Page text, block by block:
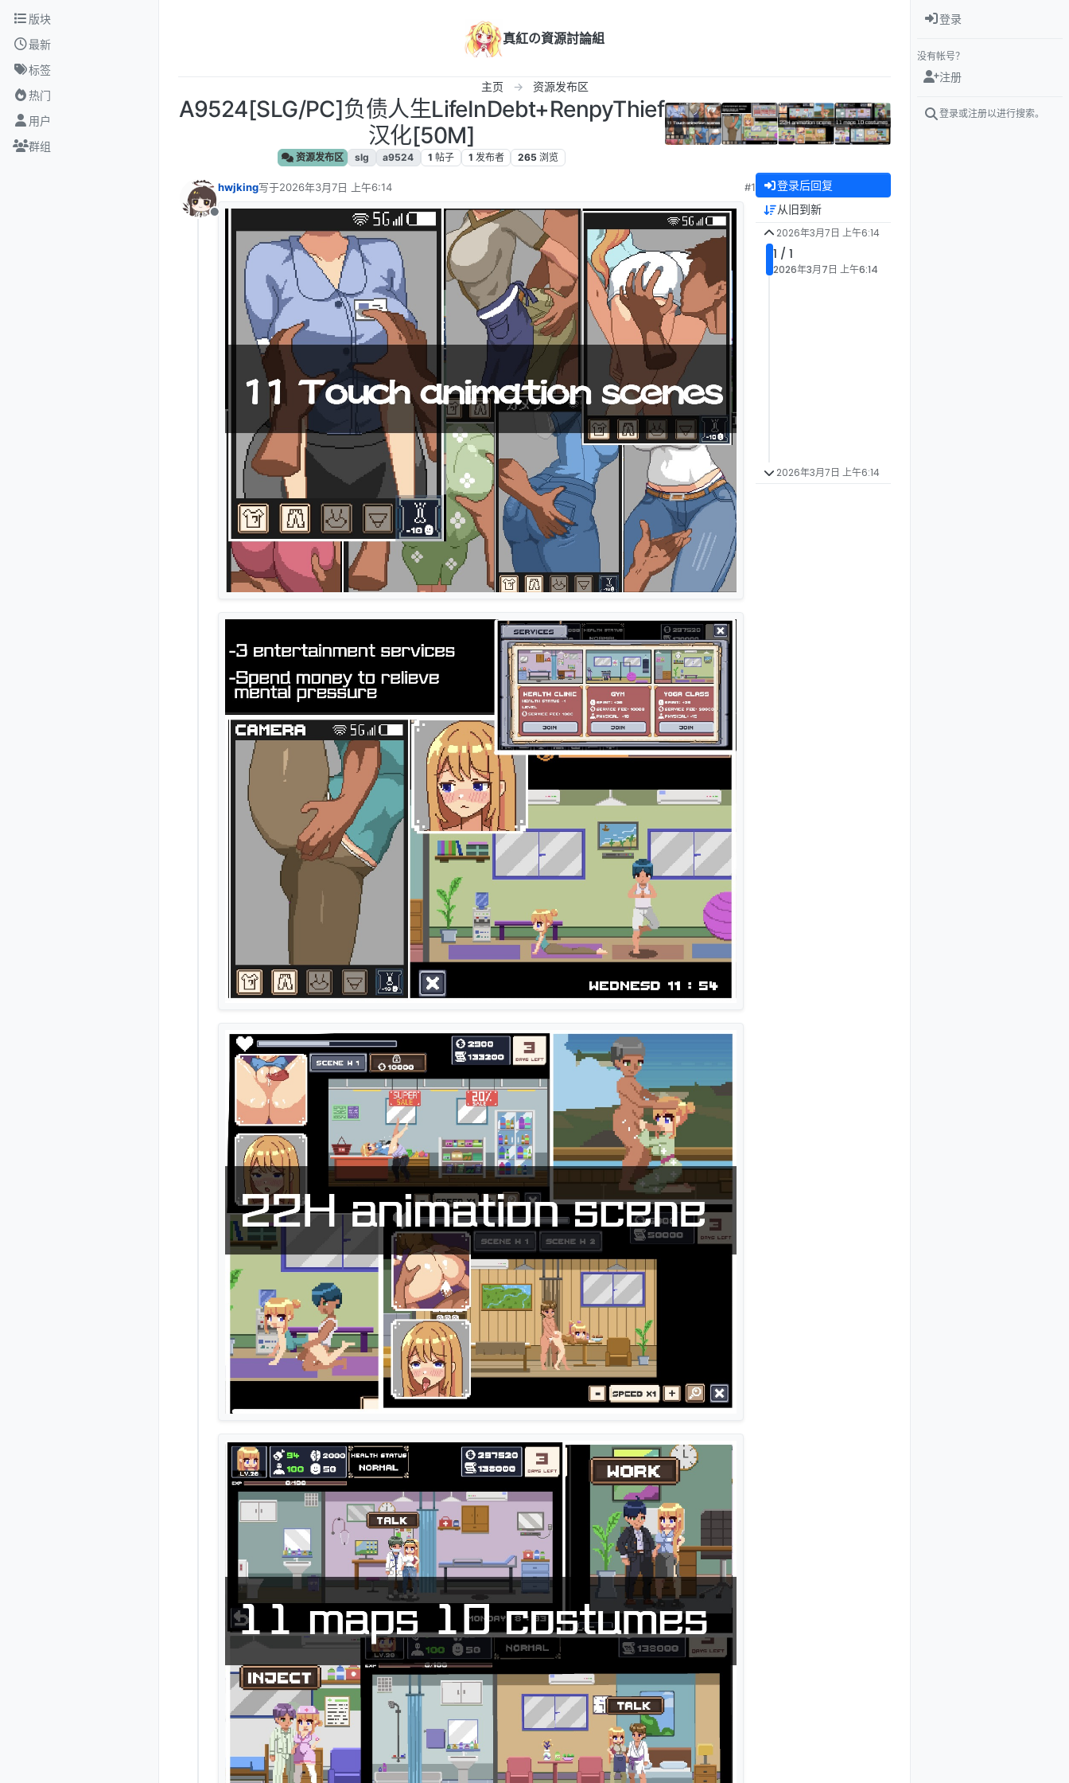
跳转至内容
版块
最新
标签
热门
用户
群组
真紅の資源討論組
主页 资源发布区
A9524[SLG/PC]负债人生LifeInDebt+RenpyThief
汉化[50M]
资源发布区 slg a9524 1 帖子 1 发布者 265 浏览
离线
hwjking写于2026年3月7日 上午6:14
最后由 编辑
#1 登录后回复
从旧到新
2026年3月7日 上午6:14
1 / 1
2026年3月7日 上午6:14
2026年3月7日 上午6:14
登录
没有帐号？
注册
登录或注册以进行搜索。